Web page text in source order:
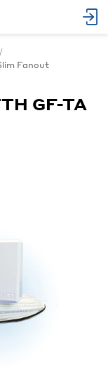
Fanout
GF-TA